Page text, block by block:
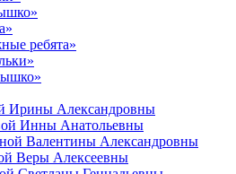
ребята»
Ирины Александровны
Инны Анатольевны
Валентины Александровны
Веры Алексеевны